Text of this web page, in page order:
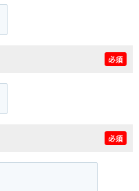
必須
必須